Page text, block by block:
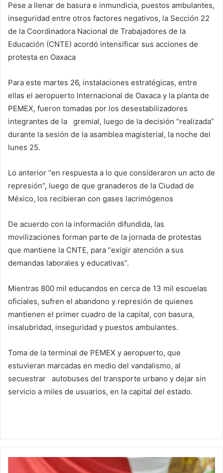
Pese a llenar de basura e inmundicia, puestos ambulantes,
inseguridad entre otros factores negativos, la Sección 22
de la Coordinadora Nacional de Trabajadores de la
Educación (CNTE) acordó intensificar sus acciones de
protesta en Oaxaca
Para este martes 26, instalaciones estratégicas, entre
ellas el aeropuerto Internacional de Oaxaca y la planta de
PEMEX, fueron tomadas por los desestabilizadores
integrantes de la gremial, luego de la decisión “realizada”
durante la sesión de la asamblea magisterial, la noche del
lunes 25.
Lo anterior “en respuesta a lo que consideraron un acto de
represión”, luego de que granaderos de la Ciudad de
México, los recibieran con gases lacrimógenos
De acuerdo con la información difundida, las
movilizaciones forman parte de la jornada de protestas
que mantiene la CNTE, para “exigir atención a sus
demandas laborales y educativas”.
Mientras 800 mil educandos en cerca de 13 mil escuelas
oficiales, sufren el abandono y represión de quienes
mantienen el primer cuadro de la capital, con basura,
insalubridad, inseguridad y puestos ambulantes.
Toma de la terminal de PEMEX y aeropuerto, que
estuvieran marcadas en medio del vandalismo, al
secuestrar autobuses del transporte urbano y dejar sin
servicio a miles de usuarios, en la capital del estado.